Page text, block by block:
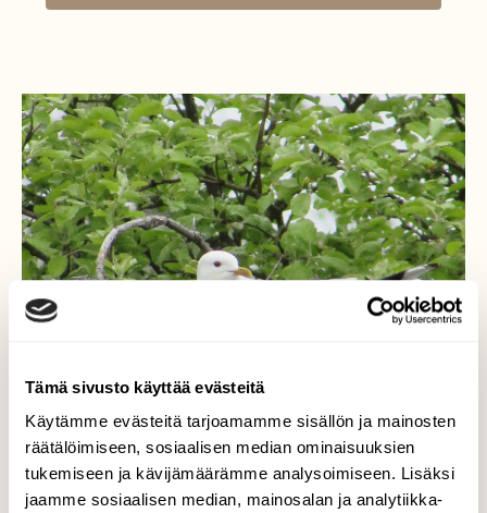
Tämä sivusto käyttää evästeitä
Käytämme evästeitä tarjoamamme sisällön ja mainosten
räätälöimiseen, sosiaalisen median ominaisuuksien
tukemiseen ja kävijämäärämme analysoimiseen. Lisäksi
jaamme sosiaalisen median, mainosalan ja analytiikka-